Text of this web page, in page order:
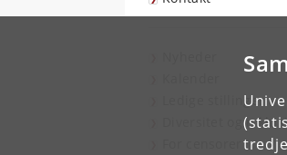
Ledige stillinger
Diversitet og